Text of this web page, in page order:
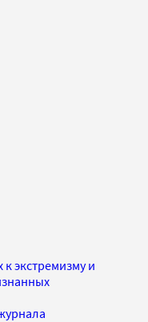
экстремизму и